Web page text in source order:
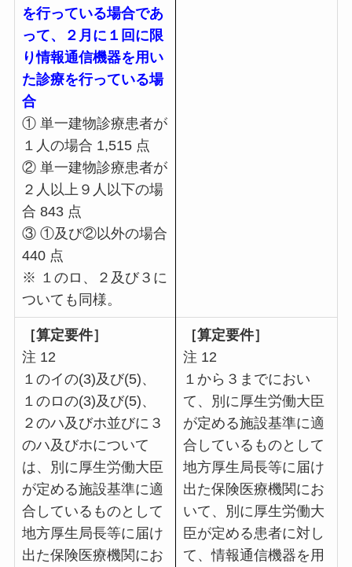
を行っている場合であ
って、２月に１回に限
り情報通信機器を用い
た診療を行っている場
合
① 単一建物診療患者が
１人の場合 1,515 点
② 単一建物診療患者が
２人以上９人以下の場
合 843 点
③ ①及び②以外の場合
440 点
※ １のロ、２及び３に
ついても同様。
［算定要件］
注 12
１のイの(3)及び(5)、
１のロの(3)及び(5)、
２のハ及びホ並びに３
のハ及びホについて
は、別に厚生労働大臣
が定める施設基準に適
合しているものとして
地方厚生局長等に届け
出た保険医療機関にお
［算定要件］
注 12
１から３までにおい
て、別に厚生労働大臣
が定める施設基準に適
合しているものとして
地方厚生局長等に届け
出た保険医療機関にお
いて、別に厚生労働大
臣が定める患者に対し
て、情報通信機器を用